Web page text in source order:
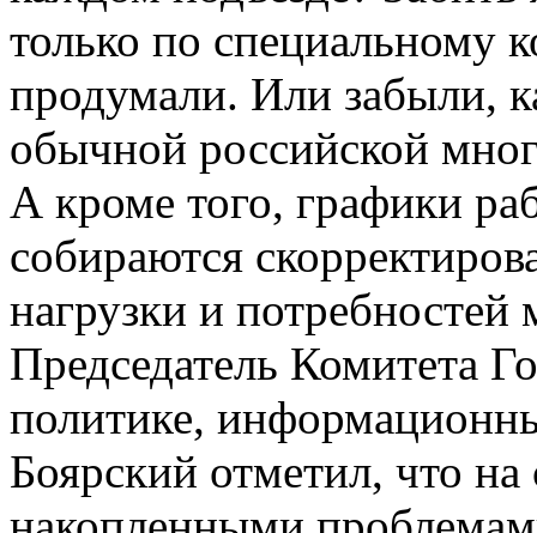
только по специальному
продумали. Или забыли,
обычной российской
А кроме того, графики
собираются
нагрузки и
Председатель Комитета
политике,
Боярский отметил, что